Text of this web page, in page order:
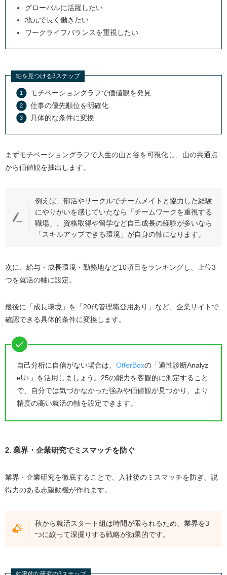
グローバルに活躍したい
地元で長く働きたい
ワークライフバランスを重視したい
軸を見つける3ステップ
モチベーショングラフで価値観を発見
仕事の優先順位を明確化
具体的な条件に変換
まずモチベーショングラフで人生の山と谷を可視化し、山の共通点
から価値観を抽出します。
例えば、部活やサークルでチームメイトと協力した経験
にやりがいを感じていたなら「チームワークを重視する
職場」、資格取得や留学など自己成長の経験が多いなら
「スキルアップできる環境」が自身の軸になります。
次に、給与・成長環境・勤務地など10項目をランキングし、上位3
つを就活の軸に設定。
最後に「成長環境」を「20代管理職登用あり」など、企業サイトで
確認できる具体的条件に変換します。
自己分析に自信がない場合は、 OfferBoxの「適性診断Analyz
eU+」を活用しましょう。25の能力を客観的に測定すること
で、自分では気づかなかった強みや価値観が見つかり、より
精度の高い就活の軸を設定できます。
2. 業界・企業研究でミスマッチを防ぐ
業界・企業研究を徹底することで、入社後のミスマッチを防ぎ、説
得力のある志望動機が作れます。
秋から就活スタート組は時間が限られるため、業界を3
つに絞って深掘りする戦略が効果的です。